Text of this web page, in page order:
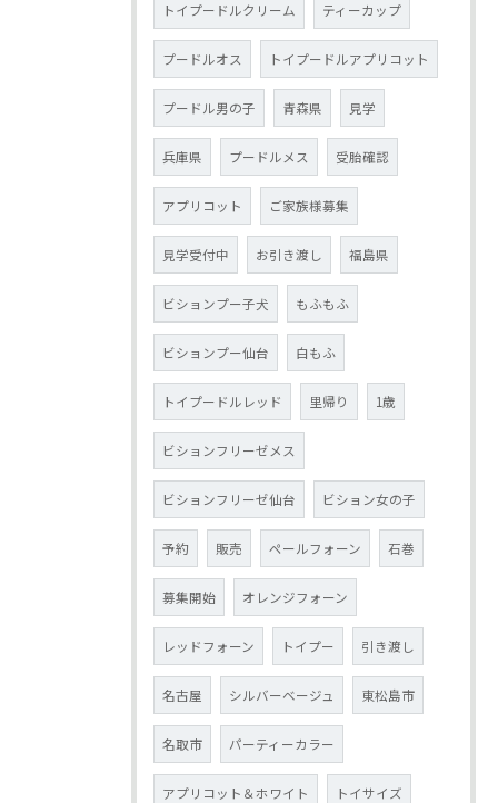
トイプードルクリーム ティーカップ
プードルオス トイプードルアプリコット
プードル男の子 青森県 見学
兵庫県 プードルメス 受胎確認
アプリコット ご家族様募集
見学受付中 お引き渡し 福島県
ビションプー子犬 もふもふ
ビションプー仙台 白もふ
トイプードルレッド 里帰り 1歳
ビションフリーゼメス
ビションフリーゼ仙台 ビション女の子
予約 販売 ペールフォーン 石巻
募集開始 オレンジフォーン
レッドフォーン トイプー 引き渡し
名古屋 シルバーベージュ 東松島市
名取市 パーティーカラー
アプリコット＆ホワイト トイサイズ